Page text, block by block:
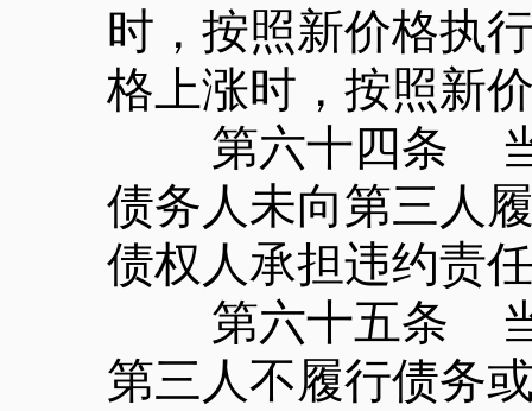
时，按照新价格执
格上涨时，按照新
第六十四条 当
债务人未向第三人
债权人承担违约责
第六十五条 当
第三人不履行债务